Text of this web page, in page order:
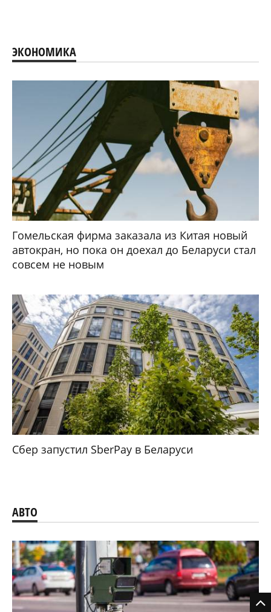
ЭКОНОМИКА
Гомельская фирма заказала из Китая новый
автокран, но пока он доехал до Беларуси стал
совсем не новым
Сбер запустил SberPay в Беларуси
АВТО